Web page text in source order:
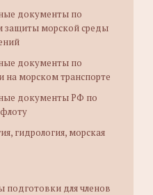
документы по
защиты морской среды
документы по
на морском транспорте
документы РФ по
гидрология, морская
подготовки для членов